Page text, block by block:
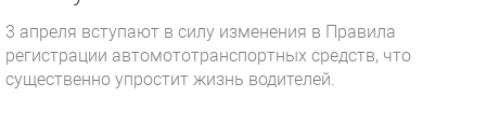
3 апреля вступают в силу изменения в Правила
регистрации автомототранспортных средств, что
существенно упростит жизнь водителей.